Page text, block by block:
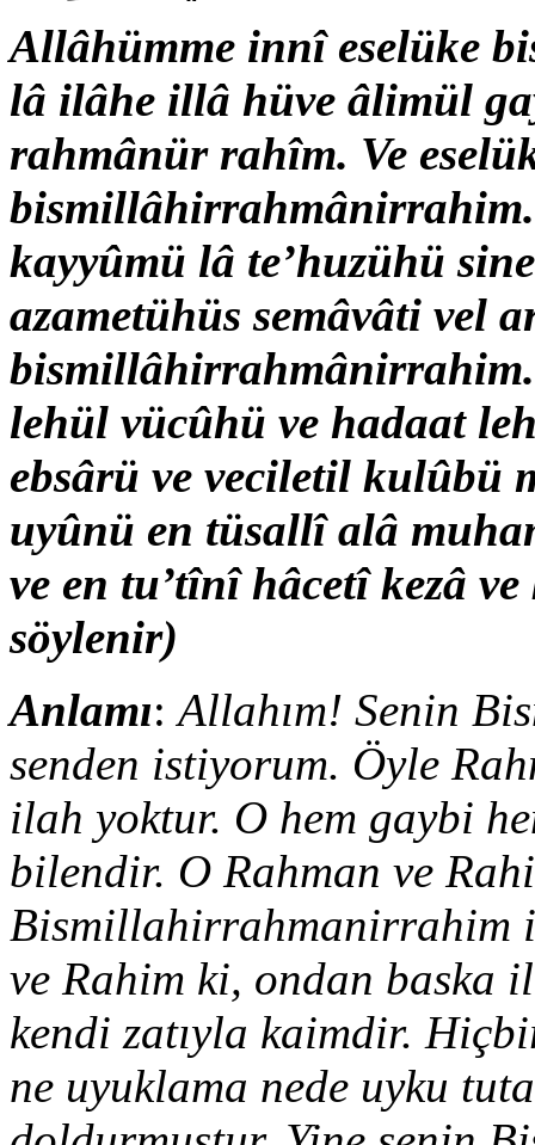
Allâhümme innî eselüke
lâ ilâhe illâ hüve âlimül
rahmânür rahîm. Ve
kayyûmü lâ te’huzühü
azametühüs semâvâti vel
lehül vücûhü ve hadaat
ebsârü ve veciletil kulûbü
uyûnü en tüsallî alâ
ve en tu’tînî hâcetî kezâ
söylenir)
Anlamı:Allahım! Senin
senden istiyorum. Öyle
ilah yoktur. O hem gaybi
bilendir. O Rahman ve
Bismillahirrahmanirrahim
ve Rahim ki, ondan baska
kendi zatıyla kaimdir.
ne uyuklama nede uyku